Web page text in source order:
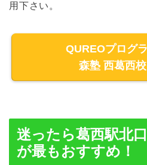
用下さい。
QUREOプログ
森塾 西葛西
迷ったら葛西駅北
が最もおすすめ！